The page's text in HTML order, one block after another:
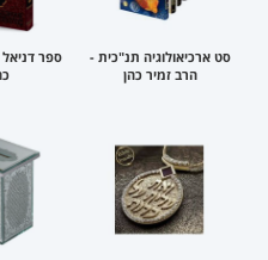
סט ארכיאולוגיה תנ"כית -
הרב זמיר כהן
ספר